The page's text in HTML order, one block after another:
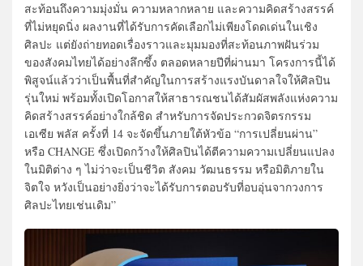
สะท้อนถึงความมุ่งมั่น ความหลากหลาย และความคิดสร้างสรรค์
ที่ไม่หยุดนิ่ง ผลงานที่ได้รับการคัดเลือกไม่เพียงโดดเด่นในเชิง
ศิลปะ แต่ยังถ่ายทอดเรื่องราวและมุมมองที่สะท้อนภาพฝันร่วม
ของสังคมไทยได้อย่างลึกซึ้ง ตลอดหลายปีที่ผ่านมา โครงการนี้ได้
พิสูจน์แล้วว่าเป็นพื้นที่สำคัญในการสร้างแรงบันดาลใจให้ศิลปิน
รุ่นใหม่ พร้อมทั้งเปิดโอกาสให้สาธารณชนได้สัมผัสพลังแห่งความ
คิดสร้างสรรค์อย่างใกล้ชิด สำหรับการจัดประกวดจิตรกรรม
เอเซีย พลัส ครั้งที่ 14 จะจัดขึ้นภายใต้หัวข้อ “การเปลี่ยนผ่าน”
หรือ CHANGE ซึ่งเปิดกว้างให้ศิลปินได้ตีความความเปลี่ยนแปลง
ในมิติต่าง ๆ ไม่ว่าจะเป็นชีวิต สังคม วัฒนธรรม หรือมิติภายใน
จิตใจ หวังเป็นอย่างยิ่งว่าจะได้รับการตอบรับที่อบอุ่นจากวงการ
ศิลปะไทยเช่นเดิม”